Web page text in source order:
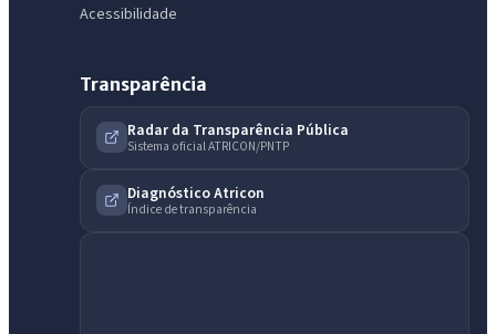
Acessibilidade
Transparência
Radar da Transparência Pública
Sistema oficial ATRICON/PNTP
Diagnóstico Atricon
Índice de transparência